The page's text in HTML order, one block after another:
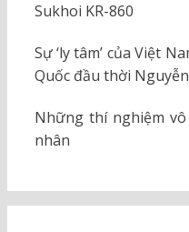
Sukhoi KR-860
Sự ‘ly tâm’ của Việt
Quốc đầu thời Nguyễn
Những thí nghiệm
nhân